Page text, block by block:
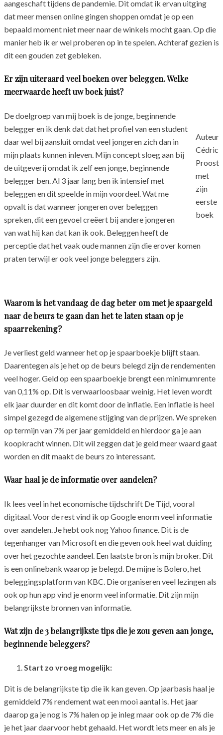
aangeschaft tijdens de pandemie. Dit omdat ik ervan uitging
dat meer mensen online gingen shoppen omdat je op een
bepaald moment niet meer naar de winkels mocht gaan. Op die
manier heb ik er wel proberen op in te spelen. Achteraf gezien is
dit een gouden zet gebleken.
Er zijn uiteraard veel boeken over beleggen. Welke
meerwaarde heeft uw boek juist?
Auteur
Cédric
Proost
met
zijn
eerste
boek
De doelgroep van mij boek is de jonge, beginnende
belegger en ik denk dat dat het profiel van een student
daar wel bij aansluit omdat veel jongeren zich dan in
mijn plaats kunnen inleven. Mijn concept sloeg aan bij
de uitgeverij omdat ik zelf een jonge, beginnende
belegger ben. Al 3 jaar lang ben ik intensief met
beleggen en dit speelde in mijn voordeel. Wat me
opvalt is dat wanneer jongeren over beleggen
spreken, dit een gevoel creëert bij andere jongeren
van wat hij kan dat kan ik ook. Beleggen heeft de
perceptie dat het vaak oude mannen zijn die erover komen
praten terwijl er ook veel jonge beleggers zijn.
Waarom is het vandaag de dag beter om met je spaargeld
naar de beurs te gaan dan het te laten staan op je
spaarrekening?
Je verliest geld wanneer het op je spaarboekje blijft staan.
Daarentegen als je het op de beurs belegd zijn de rendementen
veel hoger. Geld op een spaarboekje brengt een minimumrente
van 0,11% op. Dit is verwaarloosbaar weinig. Het leven wordt
elk jaar duurder en dit komt door de inflatie. Een inflatie is heel
simpel gezegd de algemene stijging van de prijzen. We spreken
op termijn van 7% per jaar gemiddeld en hierdoor ga je aan
koopkracht winnen. Dit wil zeggen dat je geld meer waard gaat
worden en dit maakt de beurs zo interessant.
Waar haal je de informatie over aandelen?
Ik lees veel in het economische tijdschrift De Tijd, vooral
digitaal. Voor de rest vind ik op Google enorm veel informatie
over aandelen. Je hebt ook nog Yahoo finance. Dit is de
tegenhanger van Microsoft en die geven ook heel wat duiding
over het gezochte aandeel. Een laatste bron is mijn broker. Dit
is een onlinebank waarop je belegd. De mijne is Bolero, het
beleggingsplatform van KBC. Die organiseren veel lezingen als
ook op hun app vind je enorm veel informatie. Dit zijn mijn
belangrijkste bronnen van informatie.
Wat zijn de 3 belangrijkste tips die je zou geven aan jonge,
beginnende beleggers?
Start zo vroeg mogelijk:
Dit is de belangrijkste tip die ik kan geven. Op jaarbasis haal je
gemiddeld 7% rendement wat een mooi aantal is. Het jaar
daarop ga je nog is 7% halen op je inleg maar ook op de 7% die
je het jaar daarvoor hebt gehaald. Het wordt iets meer en als je